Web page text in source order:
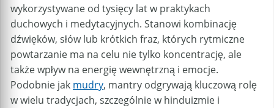
wykorzystywane od tysięcy lat w praktykach
duchowych i medytacyjnych. Stanowi kombinację
dźwięków, słów lub krótkich fraz, których rytmiczne
powtarzanie ma na celu nie tylko koncentrację, ale
także wpływ na energię wewnętrzną i emocje.
Podobnie jak mudry, mantry odgrywają kluczową rolę
w wielu tradycjach, szczególnie w hinduizmie i